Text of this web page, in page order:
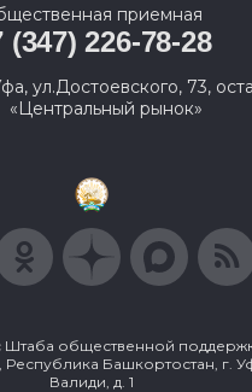
приемная
(347) 226-78-28
ул.Достоевского, 73,
«Центральный рынок»
Штаба общественной
Республика Башкортостан, г.
Валиди, д. 1